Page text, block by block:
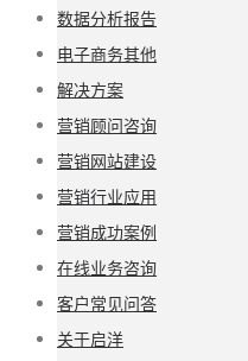
数据分析报告
电子商务其他
解决方案
营销顾问咨询
营销网站建设
营销行业应用
营销成功案例
在线业务咨询
客户常见问答
关于启洋